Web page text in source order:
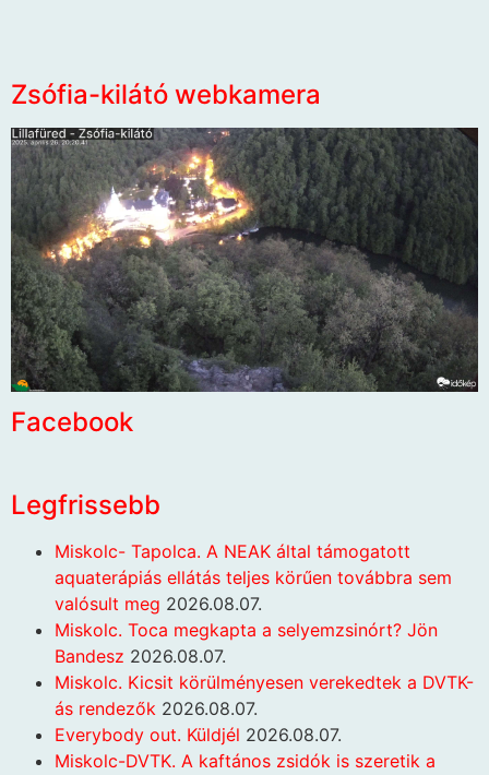
Zsófia-kilátó webkamera
Facebook
Legfrissebb
Miskolc- Tapolca. A NEAK által támogatott
aquaterápiás ellátás teljes körűen továbbra sem
valósult meg 2026.08.07.
Miskolc. Toca megkapta a selyemzsinórt? Jön
Bandesz 2026.08.07.
Miskolc. Kicsit körülményesen verekedtek a DVTK-
ás rendezők 2026.08.07.
Everybody out. Küldjél 2026.08.07.
Miskolc-DVTK. A kaftános zsidók is szeretik a